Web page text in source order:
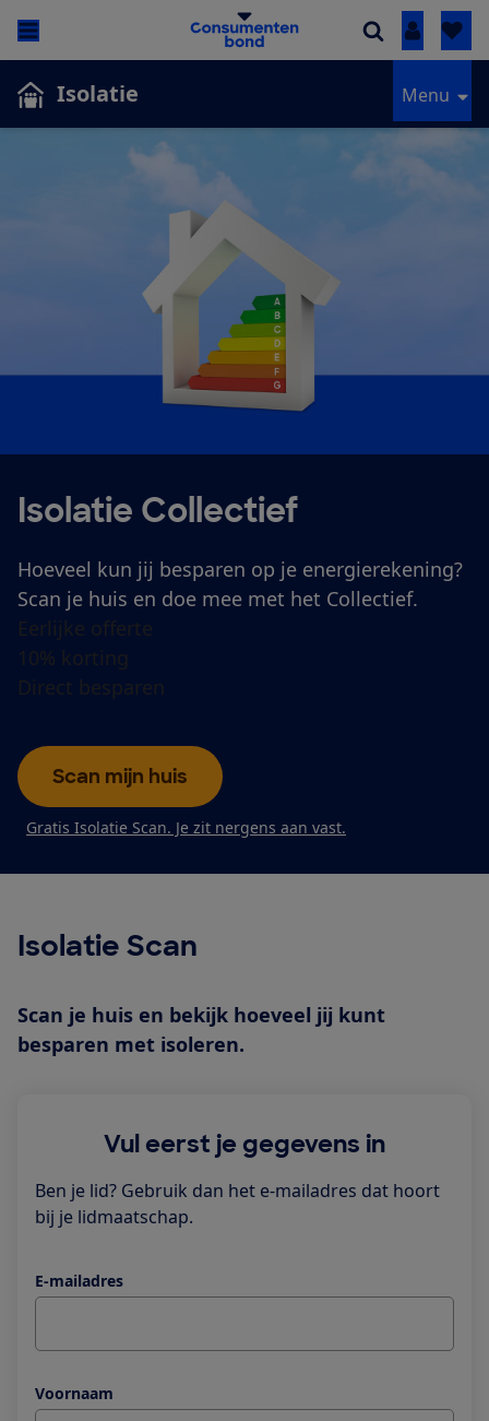
Inloggen
Isolatie Menu
Isolatie Collectief
Hoeveel kun jij besparen op je energierekening?
Scan je huis en doe mee met het Collectief.
Scan mijn huis
Gratis Isolatie Scan. Je zit nergens aan vast.
Isolatie Scan
Scan je huis en bekijk hoeveel jij kunt
besparen met isoleren.
Vul eerst je gegevens in
Ben je lid? Gebruik dan het e-mailadres dat hoort
bij je lidmaatschap.
E-mailadres
Voornaam